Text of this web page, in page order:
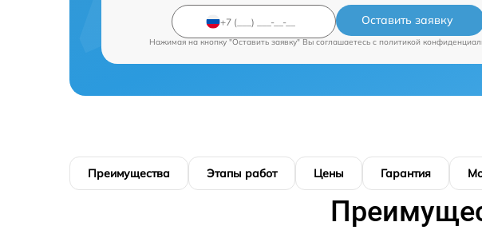
Оставить заявку
Нажимая на кнопку "Оставить заявку" Вы соглашаетесь c политикой
Преимущества Этапы работ Цены Гарантия